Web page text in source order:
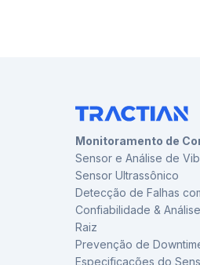
Monitoramento de
Sensor e Análise de
Sensor Ultrassônico
Detecção de Falhas
Confiabilidade &
Raiz
Prevenção de
Especificações do